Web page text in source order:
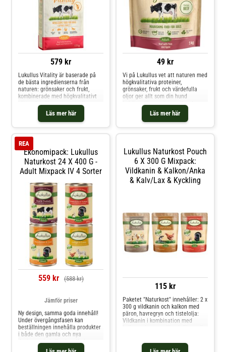
579 kr
Läs mer här
Lukullus Vitality är baserade på
de bästa ingredienserna från
naturen: grönsaker och frukt,
kombinerade med högkvalitativt
berikar din hunds måltider. De
olika sorterna främjar en reglerad
matsmältning, stödjer
rörligheten. Ge hundar lycka g
49 kr
Läs mer här
Vi på Lukullus vet att naturen med
högkvalitativa proteiner,
grönsaker, frukt och värdefulla
oljor ger allt som din hund
smaklig kost. Att skapa
välsmakande, naturliga måltider
med ett urval av de finaste,
Ekonomipack: Lukullus
Naturkost 24 X 400 G -
Adult Mixpack IV 4 Sorter
REA
559 kr (588 kr)
Jämför priser
Ny design, samma goda innehåll!
Under övergångsfasen kan
beställningen innehålla produkter
i både den gamla och nya
designen. Lukullus hundfoder
bygger på en särskilt rikhaltig
Lukullus Naturkost Pouch
6 X 300 G Mixpack:
Vildkanin & Kalkon/Anka
& Kalv/Lax & Kyckling
115 kr
Paketet "Naturkost" innehåller: 2 x
300 g vildkanin och kalkon med
päron, havregryn och tistelolja:
Vildkanin i kombination med
proteiner. Päron ger vitaminer och
fräschör i sammansättningen.